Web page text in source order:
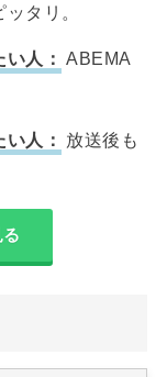
タリ。
人： ABEMA
人：
放送後も